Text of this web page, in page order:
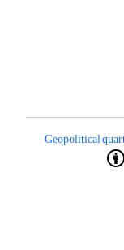
Geopolitical